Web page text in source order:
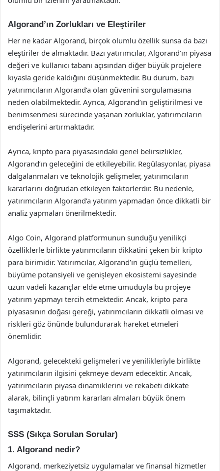
Algorand’ın Zorlukları ve Eleştiriler
Her ne kadar Algorand, birçok olumlu özellik sunsa da bazı
eleştiriler de almaktadır. Bazı yatırımcılar, Algorand’ın piyasa
değeri ve kullanıcı tabanı açısından diğer büyük projelere
kıyasla geride kaldığını düşünmektedir. Bu durum, bazı
yatırımcıların Algorand’a olan güvenini sorgulamasına
neden olabilmektedir. Ayrıca, Algorand’ın geliştirilmesi ve
benimsenmesi sürecinde yaşanan zorluklar, yatırımcıların
endişelerini artırmaktadır.
Ayrıca, kripto para piyasasındaki genel belirsizlikler,
Algorand’ın geleceğini de etkileyebilir. Regülasyonlar, piyasa
dalgalanmaları ve teknolojik gelişmeler, yatırımcıların
kararlarını doğrudan etkileyen faktörlerdir. Bu nedenle,
yatırımcıların Algorand’a yatırım yapmadan önce dikkatli bir
analiz yapmaları önerilmektedir.
Algo Coin, Algorand platformunun sunduğu yenilikçi
özelliklerle birlikte yatırımcıların dikkatini çeken bir kripto
para birimidir. Yatırımcılar, Algorand’ın güçlü temelleri,
büyüme potansiyeli ve genişleyen ekosistemi sayesinde
uzun vadeli kazançlar elde etme umuduyla bu projeye
yatırım yapmayı tercih etmektedir. Ancak, kripto para
piyasasının doğası gereği, yatırımcıların dikkatli olması ve
riskleri göz önünde bulundurarak hareket etmeleri
önemlidir.
Algorand, gelecekteki gelişmeleri ve yenilikleriyle birlikte
yatırımcıların ilgisini çekmeye devam edecektir. Ancak,
yatırımcıların piyasa dinamiklerini ve rekabeti dikkate
alarak, bilinçli yatırım kararları almaları büyük önem
taşımaktadır.
SSS (Sıkça Sorulan Sorular)
1. Algorand nedir?
Algorand, merkeziyetsiz uygulamalar ve finansal hizmetler